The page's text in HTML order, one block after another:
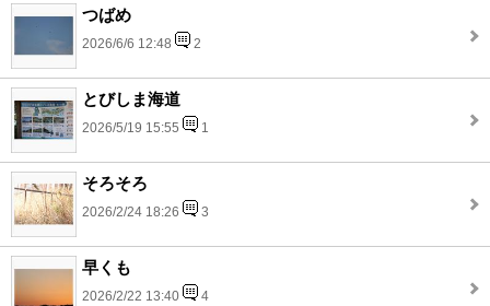
つばめ
2026/6/6 12:48 2
とびしま海道
2026/5/19 15:55 1
そろそろ
2026/2/24 18:26 3
早くも
2026/2/22 13:40 4